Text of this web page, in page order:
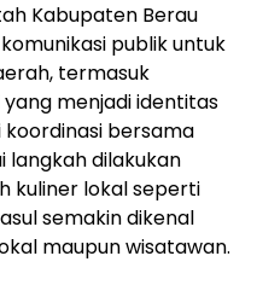
Kabupaten Berau
publik untuk
termasuk
menjadi identitas
bersama
dilakukan
kuliner lokal seperti
semakin dikenal
maupun wisatawan.